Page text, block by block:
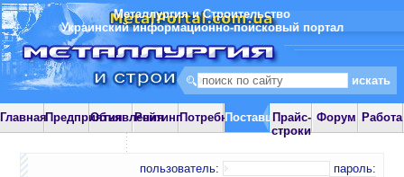
Металлургия и Строительство
Украинский информационно-поисковый портал
ГлавнаяПредприятияОбъявления
РейтингПотребностиПоставщики
Прайс-
строки
Форум Работа
пользователь: пароль: